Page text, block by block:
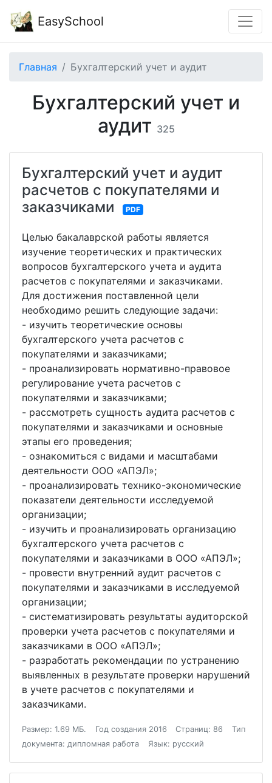
EasySchool
Главная Бухгалтерский учет и аудит
Бухгалтерский учет и
аудит 325
Бухгалтерский учет и аудит
расчетов с покупателями и
заказчиками
PDF
Целью бакалаврской работы является
изучение теоретических и практических
вопросов бухгалтерского учета и аудита
расчетов с покупателями и заказчиками.
Для достижения поставленной цели
необходимо решить следующие задачи:
- изучить теоретические основы
бухгалтерского учета расчетов с
покупателями и заказчиками;
- проанализировать нормативно-правовое
регулирование учета расчетов с
покупателями и заказчиками;
- рассмотреть сущность аудита расчетов с
покупателями и заказчиками и основные
этапы его проведения;
- ознакомиться с видами и масштабами
деятельности ООО «АПЭЛ»;
- проанализировать технико-экономические
показатели деятельности исследуемой
организации;
- изучить и проанализировать организацию
бухгалтерского учета расчетов с
покупателями и заказчиками в ООО «АПЭЛ»;
- провести внутренний аудит расчетов с
покупателями и заказчиками в исследуемой
организации;
- систематизировать результаты аудиторской
проверки учета расчетов с покупателями и
заказчиками в ООО «АПЭЛ»;
- разработать рекомендации по устранению
выявленных в результате проверки нарушений
в учете расчетов с покупателями и
заказчиками.
Размер: 1.69 МБ. Год создания 2016 Страниц: 86
Тип
документа: дипломная работа
Язык: русский